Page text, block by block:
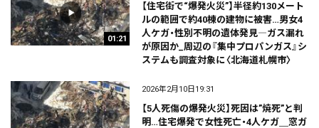
01:21
【住宅街で“爆発火災”】半径約130メート
ルの範囲で約40棟の建物に被害…男女4
人ケガ・性別不明の遺体発見―ガス漏れ
が原因か_周辺の『集中プロパンガス』シ
ステムも調査対象に〈北海道札幌市〉
2026年2月10日19:31
【5人死傷の爆発火災】死因は”焼死”と判
明…住宅爆発で女性死亡・4人ケガ＿窓ガ